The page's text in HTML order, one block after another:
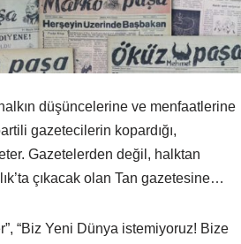
düşüncelerine ve menfaatlerine
gazetecilerin kopardığı,
Gazetelerden değil, halktan
çıkacak olan Tan gazetesine…
“Biz Yeni Dünya istemiyoruz! Bize